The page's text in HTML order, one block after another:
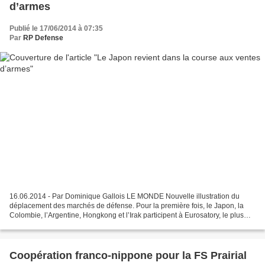
d’armes
Publié le 17/06/2014 à 07:35
Par RP Defense
16.06.2014 - Par Dominique Gallois LE MONDE Nouvelle illustration du
déplacement des marchés de défense. Pour la première fois, le Japon, la
Colombie, l’Argentine, Hongkong et l’Irak participent à Eurosatory, le plus
Coopération franco-nippone pour la FS Prairial